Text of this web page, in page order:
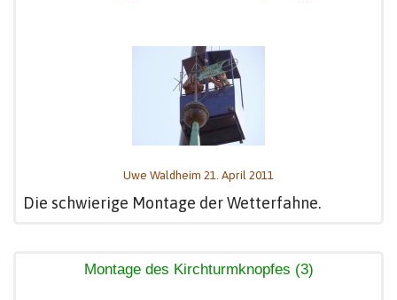
Uwe Waldheim 21. April 2011
Die schwierige Montage der Wetterfahne.
Montage des Kirchturmknopfes (3)